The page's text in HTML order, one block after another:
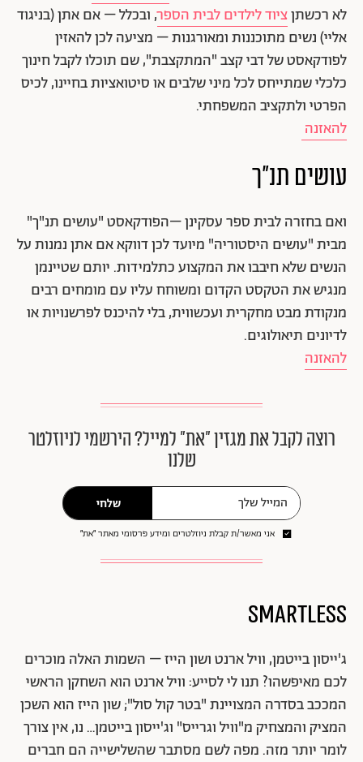
לא רכשתןציוד לילדים לבית הספר, ובכלל – אם אתן (בניגוד
אליי) נשים מתוכננות ומאורגנות – מציעה לכן להאזין
לפודקאסט של דבי קצב "המתקצבת", שם תוכלו לקבל חינוך
כלכלי שמתייחס לכל מיני שלבים או סיטואציות בחיינו, לכיס
הפרטי ולתקציב המשפחתי.
להאזנה
עושים תנ"ך
ואם בחזרה לבית ספר עסקינן –הפודקאסט "עושים תנ"ך"
מבית "עושים היסטוריה" מיועד לכן דווקא אם אתן נמנות על
הנשים שלא חיבבו את המקצוע כתלמידות. יותם שטיינמן
מנגיש את הטקסט הקדום ומשוחח עליו עם מומחים רבים
מנקודת מבט מחקרית ועכשווית, בלי להיכנס לפרשנויות או
לדיונים תיאולוגים.
להאזנה
רוצה לקבל את מגזין ״את״ למייל? הירשמי לניוזלטר
שלנו
שלחי
אני מאשר/ת קבלת ניוזלטרים ומידע פרסומי מאתר ״את״
Smartless
ג'ייסון בייטמן, וויל ארנט ושון הייז – השמות האלה מוכרים
לכם מאיפשהו? תנו לי לסייע: וויל ארנט הוא השחקן הראשי
המככב בסדרה המצויינת "בטר קול סול"; שון הייז הוא השכן
המציק והמצחיק מ"וויל וגרייס" וג'ייסון בייטמן… נו, אין צורך
לומר יותר מזה. מפה לשם מסתבר שהשלישייה הם חברים